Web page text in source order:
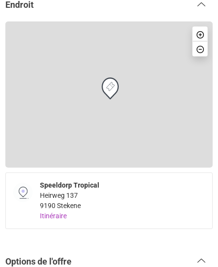
Endroit
Speeldorp Tropical
Heirweg 137
9190 Stekene
Itinéraire
Options de l'offre